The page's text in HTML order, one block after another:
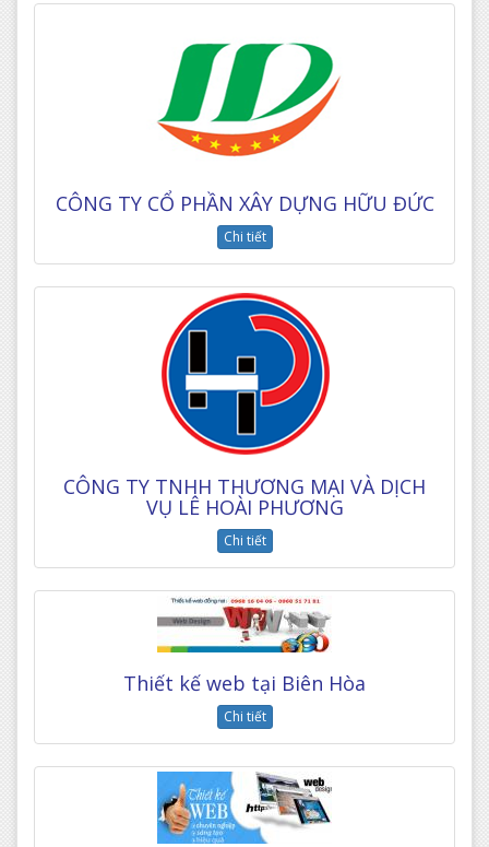
CÔNG TY CỔ PHẦN XÂY DỰNG HỮU ĐỨC
Chi tiết
CÔNG TY TNHH THƯƠNG MẠI VÀ DỊCH
VỤ LÊ HOÀI PHƯƠNG
Chi tiết
Thiết kế web tại Biên Hòa
Chi tiết